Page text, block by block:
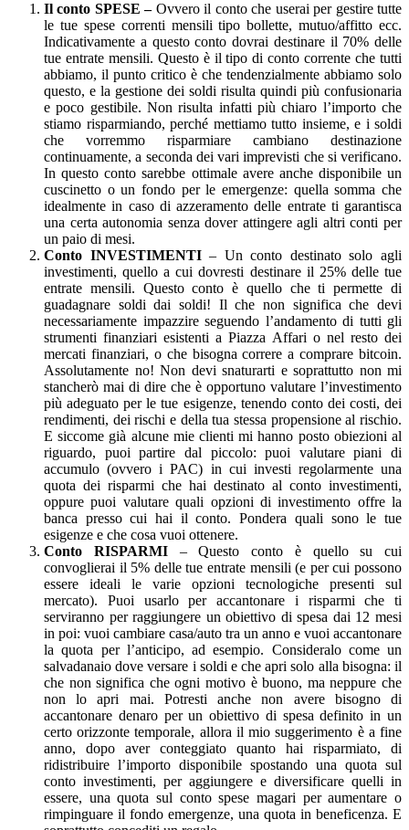
Il conto SPESE –Ovvero il conto che userai per gestire tutte
le tue spese correnti mensili tipo bollette, mutuo/affitto ecc.
Indicativamente a questo conto dovrai destinare il 70% delle
tue entrate mensili. Questo è il tipo di conto corrente che tutti
abbiamo, il punto critico è che tendenzialmente abbiamo solo
questo, e la gestione dei soldi risulta quindi più confusionaria
e poco gestibile. Non risulta infatti più chiaro l’importo che
stiamo risparmiando, perché mettiamo tutto insieme, e i soldi
che vorremmo risparmiare cambiano destinazione
continuamente, a seconda dei vari imprevisti che si verificano.
In questo conto sarebbe ottimale avere anche disponibile un
cuscinetto o un fondo per le emergenze: quella somma che
idealmente in caso di azzeramento delle entrate ti garantisca
una certa autonomia senza dover attingere agli altri conti per
un paio di mesi.
Conto INVESTIMENTI– Un conto destinato solo agli
investimenti, quello a cui dovresti destinare il 25% delle tue
entrate mensili. Questo conto è quello che ti permette di
guadagnare soldi dai soldi! Il che non significa che devi
necessariamente impazzire seguendo l’andamento di tutti gli
strumenti finanziari esistenti a Piazza Affari o nel resto dei
mercati finanziari, o che bisogna correre a comprare bitcoin.
Assolutamente no! Non devi snaturarti e soprattutto non mi
stancherò mai di dire che è opportuno valutare l’investimento
più adeguato per le tue esigenze, tenendo conto dei costi, dei
rendimenti, dei rischi e della tua stessa propensione al rischio.
E siccome già alcune mie clienti mi hanno posto obiezioni al
riguardo, puoi partire dal piccolo: puoi valutare piani di
accumulo (ovvero i PAC) in cui investi regolarmente una
quota dei risparmi che hai destinato al conto investimenti,
oppure puoi valutare quali opzioni di investimento offre la
banca presso cui hai il conto. Pondera quali sono le tue
esigenze e che cosa vuoi ottenere.
Conto RISPARMI– Questo conto è quello su cui
convoglierai il 5% delle tue entrate mensili (e per cui possono
essere ideali le varie opzioni tecnologiche presenti sul
mercato). Puoi usarlo per accantonare i risparmi che ti
serviranno per raggiungere un obiettivo di spesa dai 12 mesi
in poi: vuoi cambiare casa/auto tra un anno e vuoi accantonare
la quota per l’anticipo, ad esempio. Consideralo come un
salvadanaio dove versare i soldi e che apri solo alla bisogna: il
che non significa che ogni motivo è buono, ma neppure che
non lo apri mai. Potresti anche non avere bisogno di
accantonare denaro per un obiettivo di spesa definito in un
certo orizzonte temporale, allora il mio suggerimento è a fine
anno, dopo aver conteggiato quanto hai risparmiato, di
ridistribuire l’importo disponibile spostando una quota sul
conto investimenti, per aggiungere e diversificare quelli in
essere, una quota sul conto spese magari per aumentare o
rimpinguare il fondo emergenze, una quota in beneficenza. E